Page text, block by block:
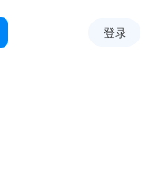
登录